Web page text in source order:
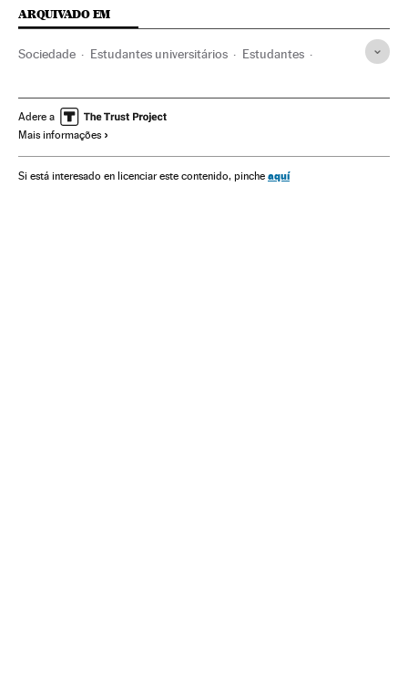
ARQUIVADO EM
Sociedade Estudantes universitários Estudantes
Donald Trump Crisis económica coronavirus covid-19
Adere a
Mais informações
Si está interesado en licenciar este contenido, pinche aquí